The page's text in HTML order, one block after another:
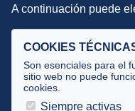
Selecciones
Tecnificación
JUECES Y OFICIALES
A continuación puede
COOKIES
Son esenciales para el
sitio web no puede
cookies.
Siempre activas